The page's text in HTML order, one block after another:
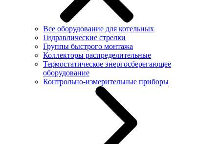
Все оборудование для котельных
Гидравлические стрелки
Группы быстрого монтажа
Коллекторы распределительные
Термостатическое энергосберегающее
оборудование
Контрольно-измерительные приборы